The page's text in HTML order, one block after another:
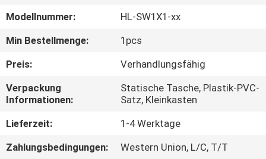
QUALITÄTSKONTROLLE
KONTAKT
MIT
UNS
Modellnummer:
HL-SW1X1-xx
Min Bestellmenge:
1pcs
Preis:
Verhandlungsfähig
Verpackung
Informationen:
Statische Tasche, Plastik-PVC-
Satz, Kleinkasten
Lieferzeit:
1-4 Werktage
Zahlungsbedingungen:
Western Union, L/C, T/T